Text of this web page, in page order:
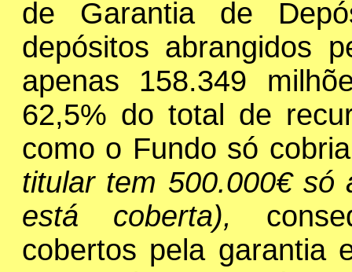
de Garantia de
depósitos abrangidos
apenas 158.349
62,5% do total de
como o Fundo só
titular tem 500.000€ só
está coberta),
cobertos pela garantia